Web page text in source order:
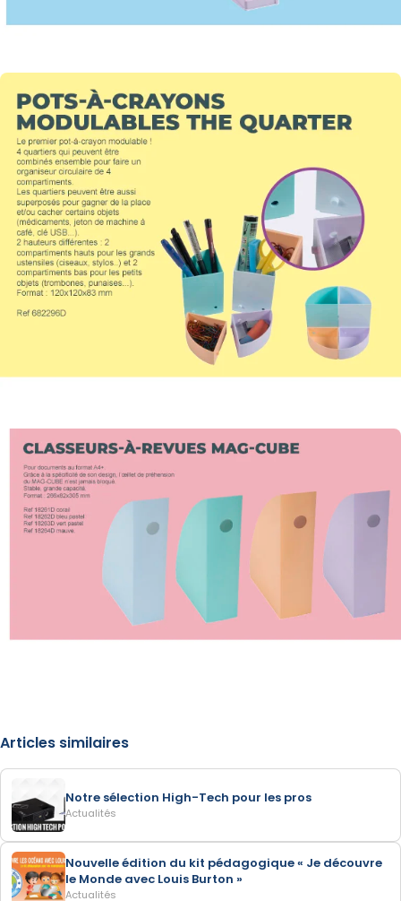
Articles similaires
Notre sélection High-Tech pour les pros
Actualités
Nouvelle édition du kit pédagogique « Je découvre
le Monde avec Louis Burton »
Actualités